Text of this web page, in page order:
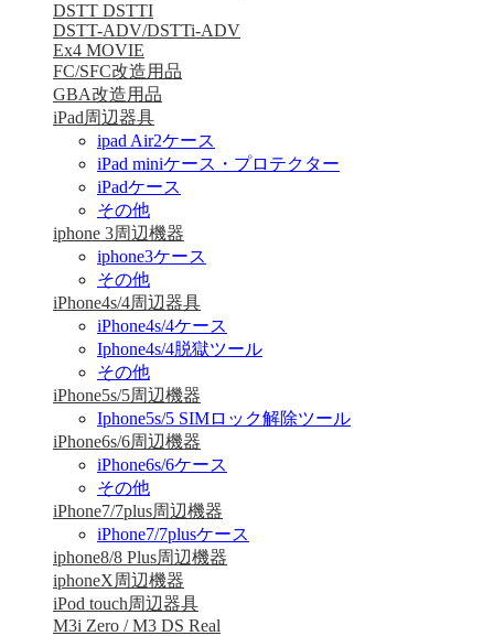
DSTT DSTTI
DSTT-ADV/DSTTi-ADV
Ex4 MOVIE
FC/SFC改造用品
GBA改造用品
iPad周辺器具
ipad Air2ケース
iPad miniケース・プロテクター
iPadケース
その他
iphone 3周辺機器
iphone3ケース
その他
iPhone4s/4周辺器具
iPhone4s/4ケース
Iphone4s/4脱獄ツール
その他
iPhone5s/5周辺機器
Iphone5s/5 SIMロック解除ツール
iPhone6s/6周辺機器
iPhone6s/6ケース
その他
iPhone7/7plus周辺機器
iPhone7/7plusケース
iphone8/8 Plus周辺機器
iphoneX周辺機器
iPod touch周辺器具
M3i Zero / M3 DS Real